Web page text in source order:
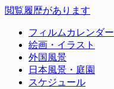
閲覧履歴があります
フィルムカレンダー
絵画・イラスト
外国風景
日本風景・庭園
スケジュール